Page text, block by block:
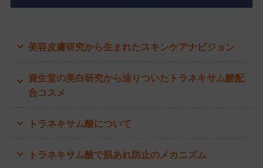
美容皮膚研究から生まれたスキンケアナビジョン
資生堂の美白研究から辿りついたトラネキサム酸配
合コスメ
トラネキサム酸について
トラネキサム酸で肌あれ防止のメカニズム